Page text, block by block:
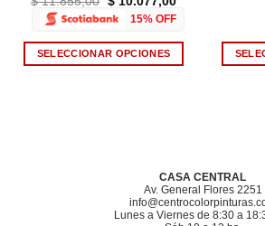
precio
original
$ 11.855,00.
precio
actual
$ 10.077,00.
15% OFF
SELECCIONAR OPCIONES
opciones
se
CASA CENTRAL
Av. General Flores 2251
Lunes a Viernes de 8:30 a